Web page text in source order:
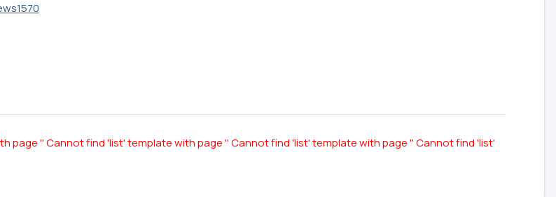
page ''Cannot find 'list' template with page ''Cannot find 'list' template with page ''Cannot find 'list'